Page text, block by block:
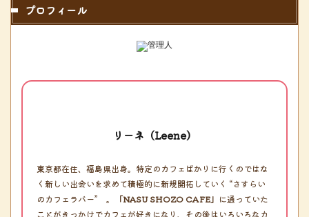
プロフィール
リーネ（Leene）
東京都在住、福島県出身。特定のカフェばかりに行くのではな
く新しい出会いを求めて積極的に新規開拓していく “さすらい
のカフェラバー” 。
「NASU SHOZO CAFE」 に通っていた
ことがきっかけでカフェが好きになり、その後はいろいろなカ